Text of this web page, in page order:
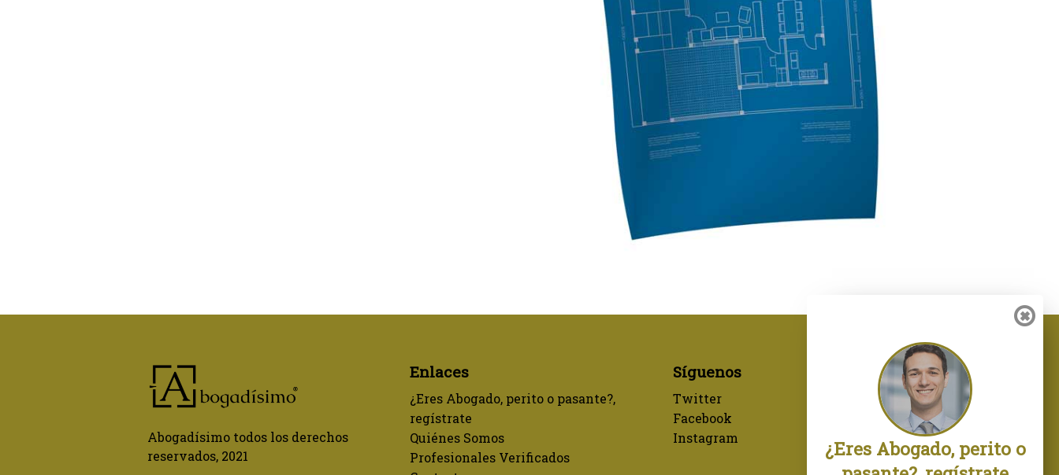
¿Eres Abogado, perito o
Abogadísimo todos los derechos
reservados, 2021
Enlaces
¿Eres Abogado, perito o pasante?,
regístrate
Quiénes Somos
Profesionales Verificados
Síguenos
Twitter
Facebook
Instagram